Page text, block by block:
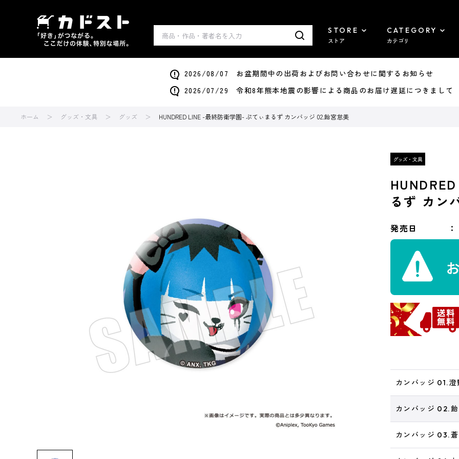
STORE
ストア
CATEGORY
カテゴリ
2026/08/07 お盆期間中の出荷およびお問い合わせに関するお知らせ
2026/07/29 令和8年熊本地震の影響による商品のお届け遅延につきまして
ホーム グッズ・文具 グッズ HUNDRED LINE -最終防衛学園- ぷてぃまるず カンバッジ 02.飴宮怠美
るず カン
発売日
カンバッジ 01.澄
カンバッジ 02.
カンバッジ 03.